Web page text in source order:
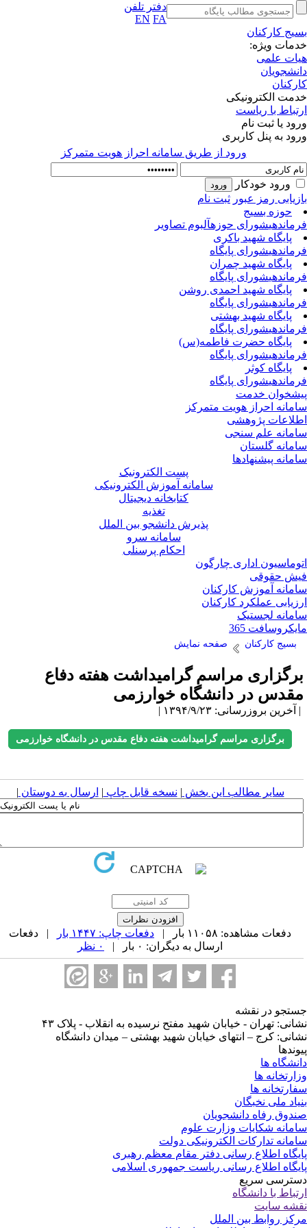
دفتر تلفن
EN FA
کارکنان
ویژه:
علمی
الکترونیکی
با ریاست
یا ثبت نام
به پنل کاربری
ورود از طريق سامانه احراز هويت متمركز
ورود خودکار
رمز عبور ثبت نام
حوزه بسیج
شورای حوزه آلبوم تصاویر
پایگاه شهید باکری
شورای پایگاه
پایگاه شهید چمران
شورای پایگاه
پایگاه شهید احمدی روشن
شورای پایگاه
پایگاه شهید بهشتی
شورای پایگاه
پایگاه حضرت فاطمه(س)
شورای پایگاه
پایگاه کوثر
شورای پایگاه
خدمت
احراز هویت متمرکز
پژوهشی
علم سنجی
گلستان
پیشنهادها
پست الکترونیک
سامانه آموزش الکترونیکی
کتابخانه دیجیتال
تغذیه
پذیرش دانشجو بین الملل
سامانه سرو
احکام پرسنلی
اداری چارگون
حقوقی
آموزش کارکنان
عملکرد کارکنان
لجستیک
365
بسیج کارکنان صفحه نمایش
مراسم گرامیداشت هفته دفاع
در دانشگاه خوارزمی
بروزرسانی: ۱۳۹۴/۹/۲۳ |
برگزاری مراسم گرامیداشت هفته دفاع مقدس در دانشگاه خوارزمی
سایر مطالب این بخش | نسخه قابل چاپ| ارسال به دوستان|
دفعات مشاهده: ۱۱۰۵۸ بار | دفعات چاپ: ۱۴۴۷ بار
| دفعات
ارسال به دیگران: ۰ بار |
در نقشه
تهران - خیابان شهید مفتح نرسیده به انقلاب - پلاک ۴۳
کرج – انتهای خیابان شهید بهشتی – میدان دانشگاه
ها
ها
ها
ملی نخبگان
رفاه دانشجویان
شکایات وزارت علوم
تدارکات الکترونیکی دولت
اطلاع رسانی دفتر مقام معظم رهبری
اطلاع رسانی ریاست جمهوری اسلامی
سریع
با دانشگاه
سایت
روابط بین الملل